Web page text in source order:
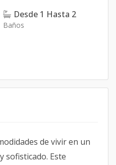
Desde 1 Hasta 2
Baños
de vivir en un
sofisticado. Este